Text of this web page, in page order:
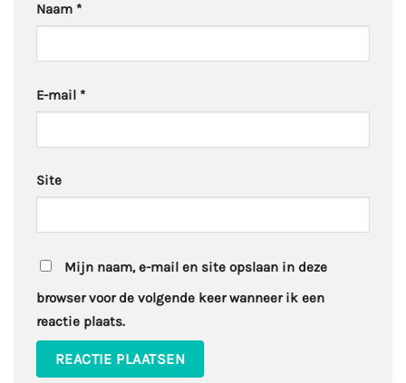
Naam *
E-mail *
Site
Mijn naam, e-mail en site opslaan in deze
browser voor de volgende keer wanneer ik een
reactie plaats.